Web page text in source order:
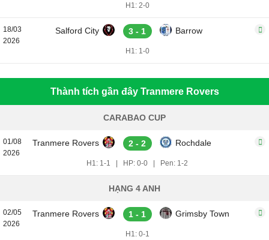
H1: 2-0
18/03
2026
Salford City 3 - 1 Barrow
H1: 1-0
Thành tích gần đây Tranmere Rovers
CARABAO CUP
01/08
2026
Tranmere Rovers 2 - 2 Rochdale
H1: 1-1 HP: 0-0 Pen: 1-2
HẠNG 4 ANH
02/05
2026
Tranmere Rovers 1 - 1 Grimsby Town
H1: 0-1